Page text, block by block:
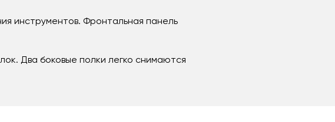
инструментов. Фронтальная панель
Два боковые полки легко снимаются